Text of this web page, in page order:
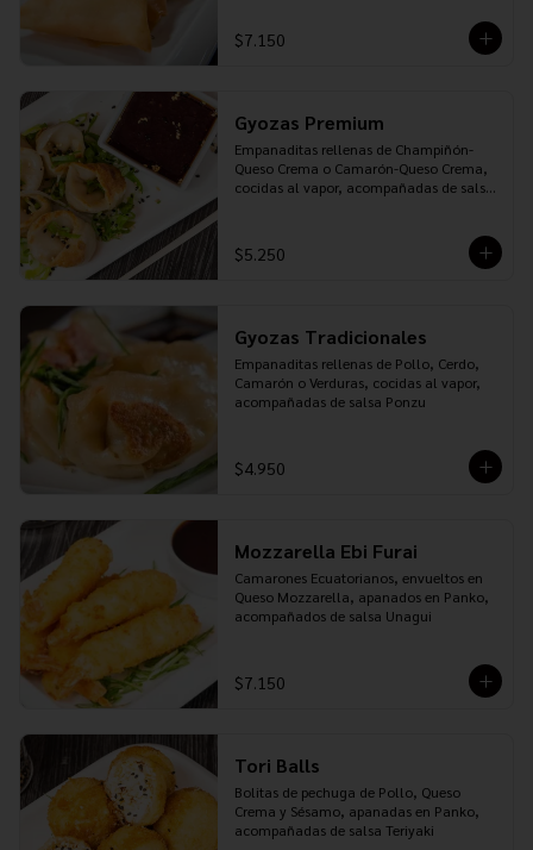
$7.150
Gyozas Premium
Empanaditas rellenas de Champiñón-
Queso Crema o Camarón-Queso Crema,
cocidas al vapor, acompañadas de salsa
$5.250
Gyozas Tradicionales
Empanaditas rellenas de Pollo, Cerdo,
Camarón o Verduras, cocidas al vapor,
acompañadas de salsa Ponzu
$4.950
Mozzarella Ebi Furai
Camarones Ecuatorianos, envueltos en
Queso Mozzarella, apanados en Panko,
acompañados de salsa Unagui
$7.150
Tori Balls
Bolitas de pechuga de Pollo, Queso
Crema y Sésamo, apanadas en Panko,
acompañadas de salsa Teriyaki